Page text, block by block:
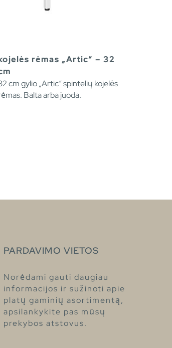
rėmas „Artic“ – 32
cm gylio „Artic“ spintelių kojelės
Balta arba juoda.
PARDAVIMO VIETOS
Norėdami gauti daugiau
informacijos ir sužinoti apie
platų gaminių asortimentą,
apsilankykite pas mūsų
prekybos atstovus.